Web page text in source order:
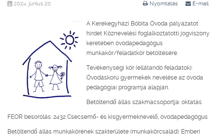
Nyomtatás E-mail
2024. június 20.
A Kerekegyházi Bóbita Óvoda pályázatot
hirdet Köznevelési foglalkoztatotti jogviszony
keretében óvodapedagógus
munkakör/feladatkör betöltésére.
Tevékenységi kör (ellátandó feladatok):
Óvodáskorú gyermekek nevelése az óvoda
pedagógiai programja alapján.
Betöltendő állás szakmacsoportja: oktatás
FEOR besorolás: 2432 Csecsemő- és kisgyermeknevelő, óvodapedagógus
Betöltendő állás munkakörének szakterülete (munkakörcsalád): Emberi